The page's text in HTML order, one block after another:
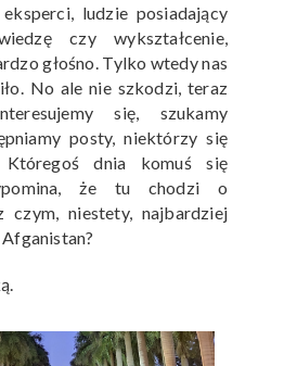
ludzie posiadający
czy wykształcenie,
głośno. Tylko wtedy nas
No ale nie szkodzi, teraz
się, szukamy
posty, niektórzy się
Któregoś dnia komuś się
że tu chodzi o
czym, niestety, najbardziej